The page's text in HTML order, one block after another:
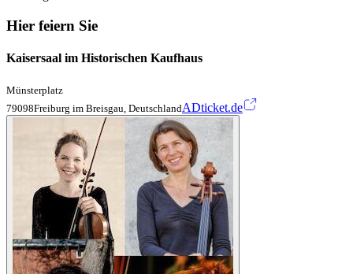
Hier feiern Sie
Kaisersaal im Historischen Kaufhaus
Münsterplatz
79098Freiburg im Breisgau, DeutschlandADticket.de